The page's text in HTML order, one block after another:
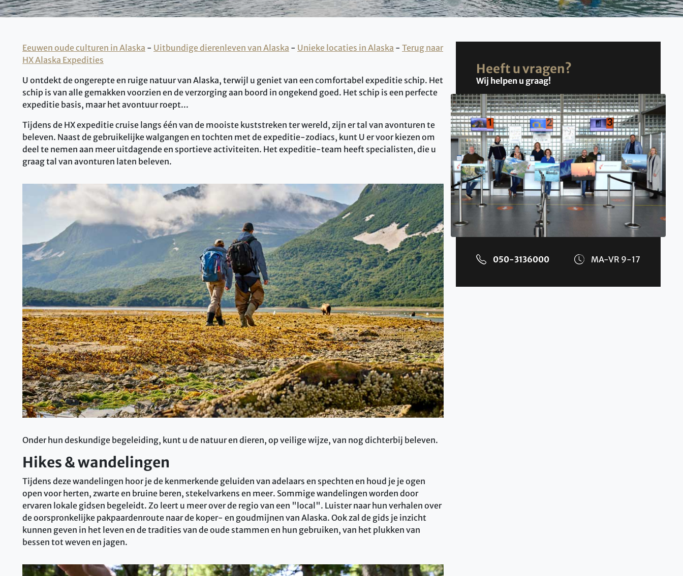
Eeuwen oude culturen in Alaska - Uitbundige dierenleven van Alaska - Unieke locaties in Alaska - Terug naar
HX Alaska Expedities
U ontdekt de ongerepte en ruige natuur van Alaska, terwijl u geniet van een comfortabel expeditie schip. Het
schip is van alle gemakken voorzien en de verzorging aan boord in ongekend goed. Het schip is een perfecte
expeditie basis, maar het avontuur roept...
Tijdens de HX expeditie cruise langs één van de mooiste kuststreken ter wereld, zijn er tal van avonturen te
beleven. Naast de gebruikelijke walgangen en tochten met de expeditie-zodiacs, kunt U er voor kiezen om
deel te nemen aan meer uitdagende en sportieve activiteiten. Het expeditie-team heeft specialisten, die u
graag tal van avonturen laten beleven.
Onder hun deskundige begeleiding, kunt u de natuur en dieren, op veilige wijze, van nog dichterbij beleven.
Hikes & wandelingen
Tijdens deze wandelingen hoor je de kenmerkende geluiden van adelaars en spechten en houd je je ogen
open voor herten, zwarte en bruine beren, stekelvarkens en meer. Sommige wandelingen worden door
ervaren lokale gidsen begeleidt. Zo leert u meer over de regio van een "local". Luister naar hun verhalen over
de oorspronkelijke pakpaardenroute naar de koper- en goudmijnen van Alaska. Ook zal de gids je inzicht
kunnen geven in het leven en de tradities van de oude stammen en hun gebruiken, van het plukken van
bessen tot weven en jagen.
Heeft u vragen?
Wij helpen u graag!
050-3136000 MA-VR 9-17